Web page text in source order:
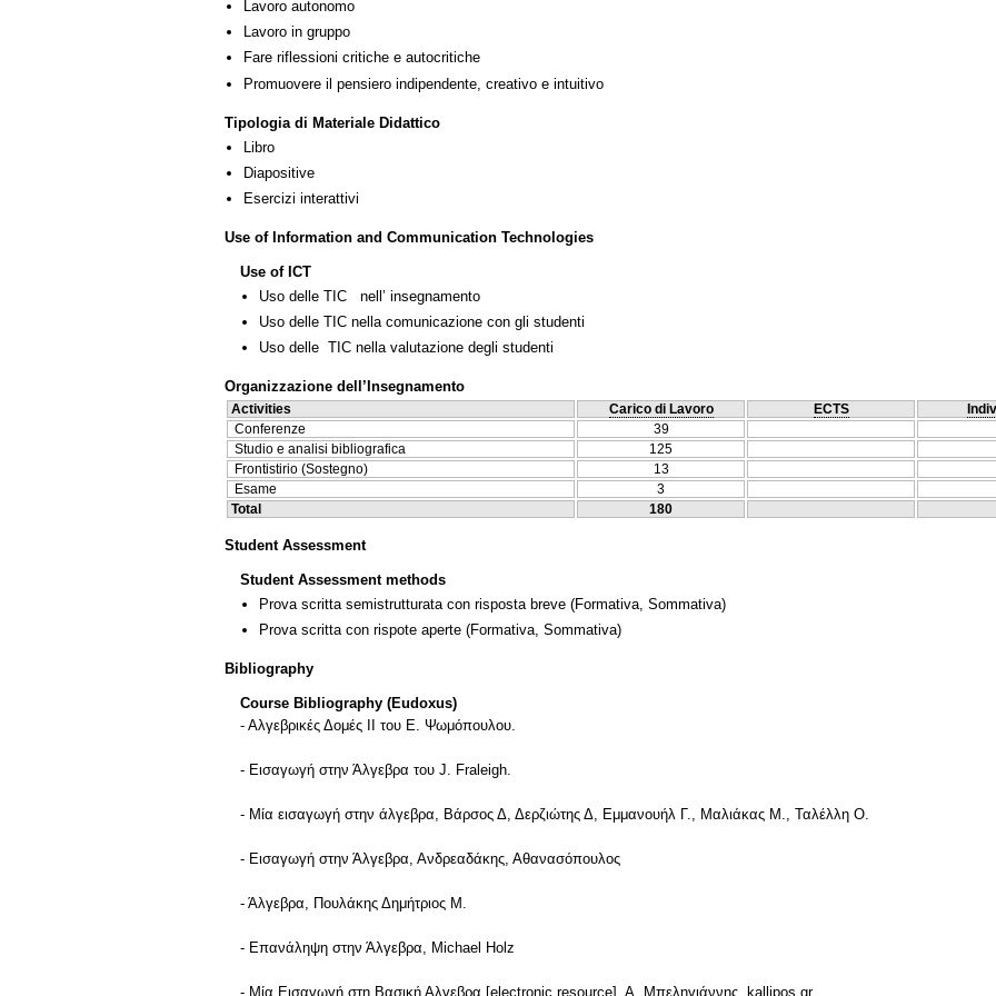
Lavoro autonomo
Lavoro in gruppo
Fare riflessioni critiche e autocritiche
Promuovere il pensiero indipendente, creativo e intuitivo
Tipologia di Materiale Didattico
Libro
Diapositive
Esercizi interattivi
Use of Information and Communication Technologies
Use of ICT
Uso delle TIC nell’ insegnamento
Uso delle TIC nella comunicazione con gli studenti
Uso delle TIC nella valutazione degli studenti
Organizzazione dell’Insegnamento
Activities Carico di Lavoro ECTS
Conferenze
39
Studio e analisi bibliografica
125
Frontistirio (Sostegno)
13
Esame
3
Total
180
Student Assessment
Student Assessment methods
Prova scritta semistrutturata con risposta breve (Formativa, Sommativa)
Prova scritta con rispote aperte (Formativa, Sommativa)
Bibliography
Course Bibliography (Eudoxus)
- Αλγεβρικές Δομές II του Ε. Ψωμόπουλου.
- Εισαγωγή στην Άλγεβρα του J. Fraleigh.
- Μία εισαγωγή στην άλγεβρα, Βάρσος Δ, Δερζιώτης Δ, Εμμανουήλ Γ., Μαλιάκας Μ., Ταλέλλη Ο.
- Εισαγωγή στην Άλγεβρα, Ανδρεαδάκης, Αθανασόπουλος
- Άλγεβρα, Πουλάκης Δημήτριος Μ.
- Επανάληψη στην Άλγεβρα, Michael Holz
- Μία Εισαγωγή στη Βασική Αλγεβρα [electronic resource], Α. Μπεληγιάννης, kallipos.gr